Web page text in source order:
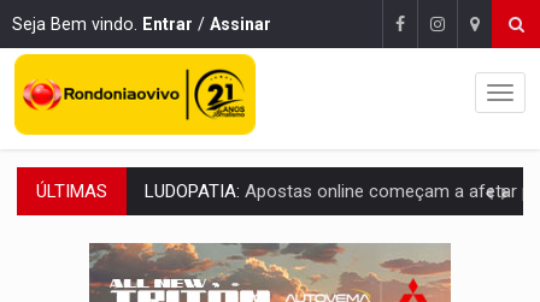
Seja Bem vindo. Entrar / Assinar
ÚLTIMAS REFLORESTAMENTO: Plantar árvores não será mais suficiente para
OVNIS NA LUA:Cientistas alertam para possível base secreta no satélite
ACABOU COM PEUGEOT: Incêndio destrói carro que era rebocado para oficina